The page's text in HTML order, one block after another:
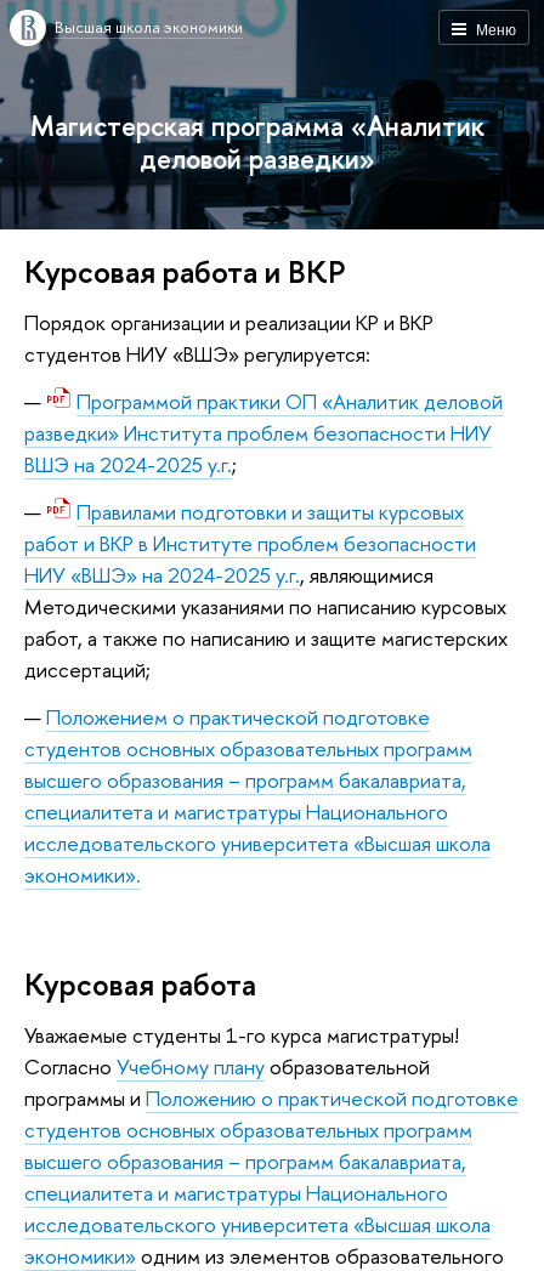
Меню
Высшая школа экономики
Магистерская программа «Аналитик
деловой разведки»
Курсовая работа и ВКР
Порядок организации и реализации КР и ВКР
студентов НИУ «ВШЭ» регулируется:
Программой практики ОП «Аналитик деловой
разведки» Института проблем безопасности НИУ
ВШЭ на 2024-2025 у.г.;
Правилами подготовки и защиты курсовых
работ и ВКР в Институте проблем безопасности
НИУ «ВШЭ» на 2024-2025 у.г., являющимися
Методическими указаниями по написанию курсовых
работ, а также по написанию и защите магистерских
диссертаций;
Положением о практической подготовке
студентов основных образовательных программ
высшего образования – программ бакалавриата,
специалитета и магистратуры Национального
исследовательского университета «Высшая школа
экономики».
Курсовая работа
Уважаемые студенты 1-го курса магистратуры!
Согласно Учебному плануобразовательной
программы и Положению о практической подготовке
студентов основных образовательных программ
высшего образования – программ бакалавриата,
специалитета и магистратуры Национального
исследовательского университета «Высшая школа
экономики»одним из элементов образовательного